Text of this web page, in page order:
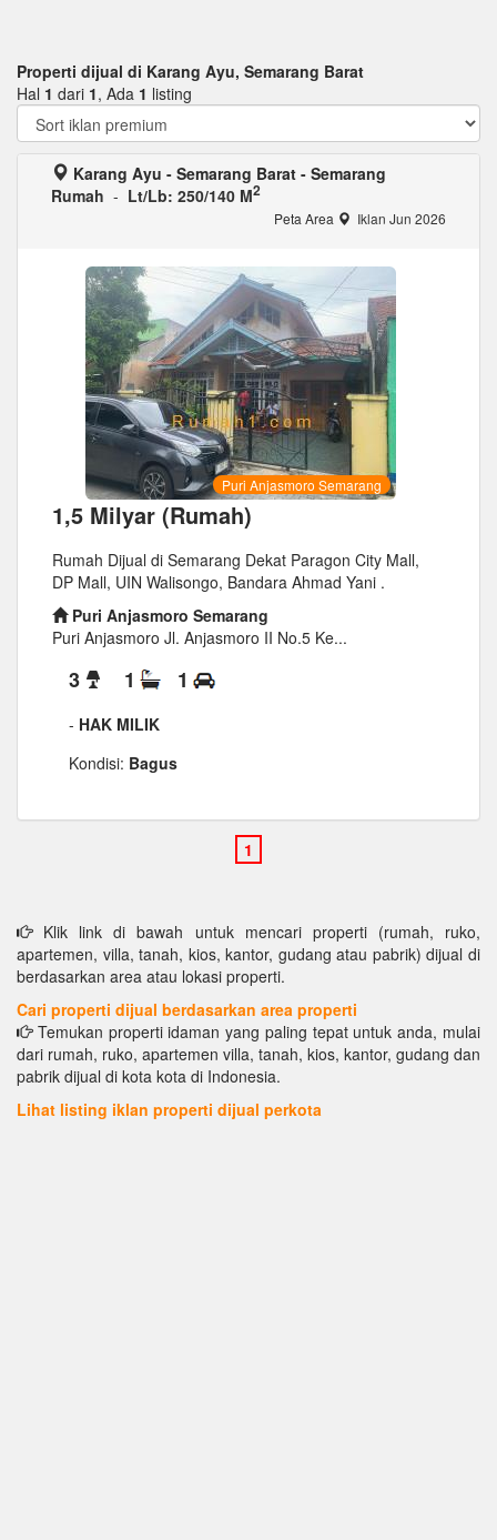
Properti dijual di Karang Ayu, Semarang Barat
Hal 1 dari 1, Ada 1 listing
Karang Ayu - Semarang Barat - Semarang
Rumah - Lt/Lb: 250/140 M2
Peta Area Iklan Jun 2026
Puri Anjasmoro Semarang
1,5 Milyar (Rumah)
Rumah Dijual di Semarang Dekat Paragon City Mall,
DP Mall, UIN Walisongo, Bandara Ahmad Yani .
Puri Anjasmoro Semarang
Puri Anjasmoro Jl. Anjasmoro II No.5 Ke...
3 1 1
- HAK MILIK
Kondisi: Bagus
Klik link di bawah untuk mencari properti (rumah, ruko,
apartemen, villa, tanah, kios, kantor, gudang atau pabrik) dijual di
berdasarkan area atau lokasi properti.
Cari properti dijual berdasarkan area properti
Temukan properti idaman yang paling tepat untuk anda, mulai
dari rumah, ruko, apartemen villa, tanah, kios, kantor, gudang dan
pabrik dijual di kota kota di Indonesia.
Lihat listing iklan properti dijual perkota